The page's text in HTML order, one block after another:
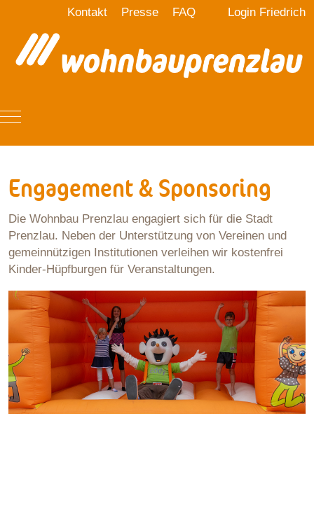
Kontakt Presse FAQ Login Friedrich
Mobile Menu Toggle
Engagement & Sponsoring
Die Wohnbau Prenzlau engagiert sich für die Stadt
Prenzlau. Neben der Unterstützung von Vereinen und
gemeinnützigen Institutionen verleihen wir kostenfrei
Kinder-Hüpfburgen für Veranstaltungen.